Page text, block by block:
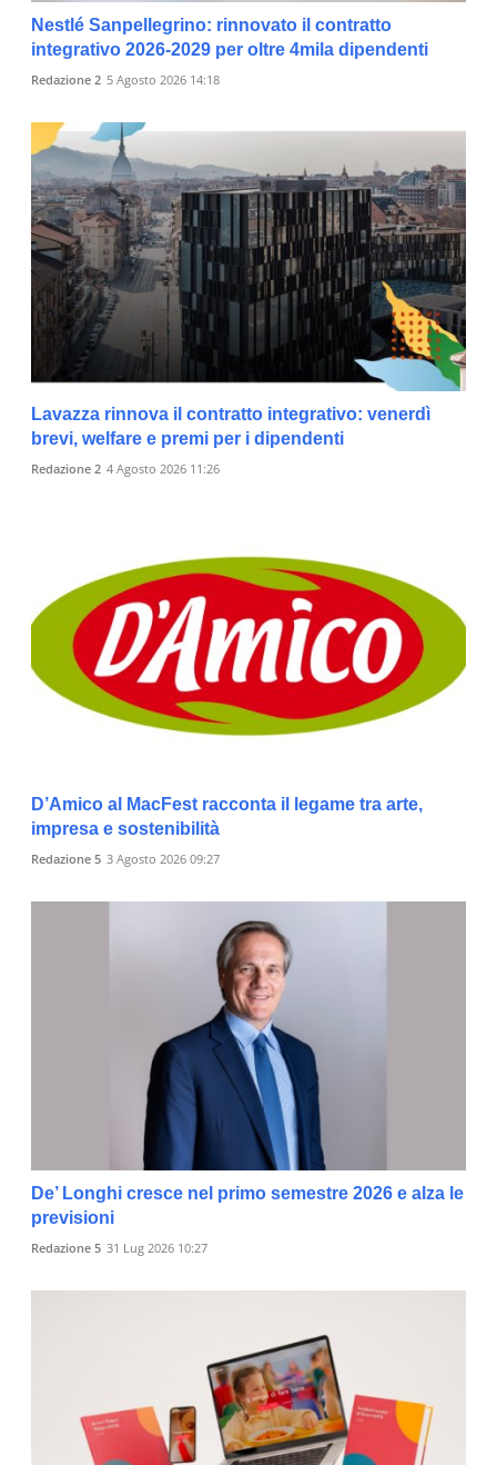
Nestlé Sanpellegrino: rinnovato il contratto
integrativo 2026-2029 per oltre 4mila dipendenti
Redazione 2 5 Agosto 2026 14:18
Lavazza rinnova il contratto integrativo: venerdì
brevi, welfare e premi per i dipendenti
Redazione 2 4 Agosto 2026 11:26
D’Amico al MacFest racconta il legame tra arte,
impresa e sostenibilità
Redazione 5 3 Agosto 2026 09:27
De’ Longhi cresce nel primo semestre 2026 e alza le
previsioni
Redazione 5 31 Lug 2026 10:27